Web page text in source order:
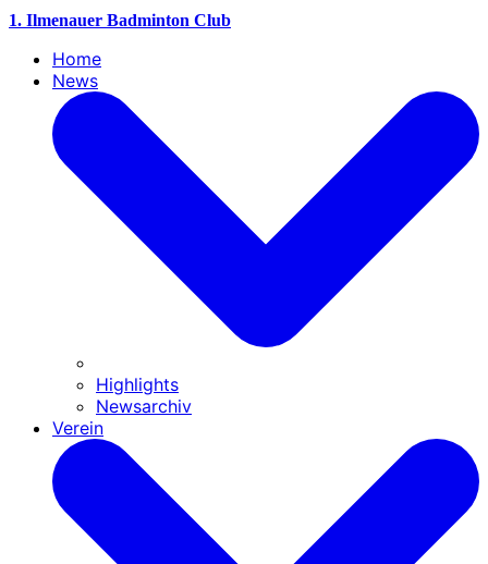
1. Ilmenauer Badminton Club
Home
News
Highlights
Newsarchiv
Verein